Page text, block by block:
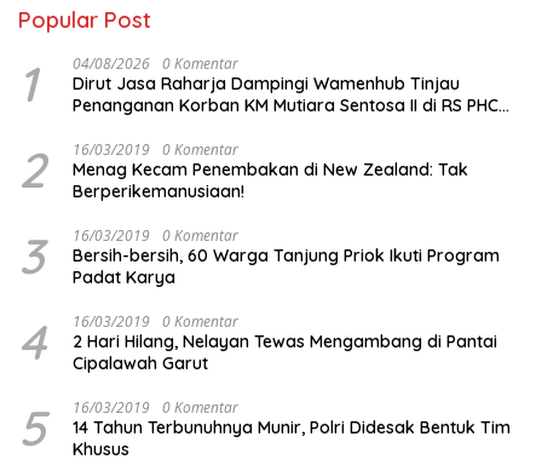
Popular Post
1 04/08/2026 0 Komentar
Dirut Jasa Raharja Dampingi Wamenhub Tinjau
Penanganan Korban KM Mutiara Sentosa II di RS PHC
2 16/03/2019 0 Komentar
Menag Kecam Penembakan di New Zealand: Tak
Berperikemanusiaan!
3 16/03/2019 0 Komentar
Bersih-bersih, 60 Warga Tanjung Priok Ikuti Program
Padat Karya
4 16/03/2019 0 Komentar
2 Hari Hilang, Nelayan Tewas Mengambang di Pantai
Cipalawah Garut
5 16/03/2019 0 Komentar
14 Tahun Terbunuhnya Munir, Polri Didesak Bentuk Tim
Khusus